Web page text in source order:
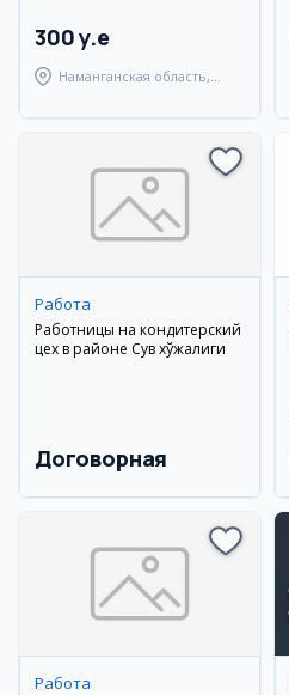
300 y.e
Наманганская область,
Работа
Работницы на кондитерский
цех в районе Сув хўжалиги
Договорная
Работа